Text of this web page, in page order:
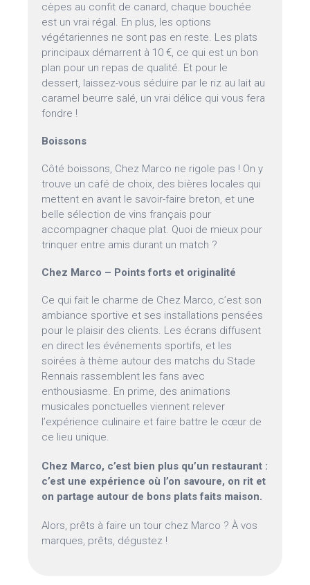
cèpes au confit de canard, chaque bouchée
est un vrai régal. En plus, les options
végétariennes ne sont pas en reste. Les plats
principaux démarrent à 10 €, ce qui est un bon
plan pour un repas de qualité. Et pour le
dessert, laissez-vous séduire par le riz au lait au
caramel beurre salé, un vrai délice qui vous fera
fondre !
Boissons
Côté boissons, Chez Marco ne rigole pas ! On y
trouve un café de choix, des bières locales qui
mettent en avant le savoir-faire breton, et une
belle sélection de vins français pour
accompagner chaque plat. Quoi de mieux pour
trinquer entre amis durant un match ?
Chez Marco – Points forts et originalité
Ce qui fait le charme de Chez Marco, c’est son
ambiance sportive et ses installations pensées
pour le plaisir des clients. Les écrans diffusent
en direct les événements sportifs, et les
soirées à thème autour des matchs du Stade
Rennais rassemblent les fans avec
enthousiasme. En prime, des animations
musicales ponctuelles viennent relever
l’expérience culinaire et faire battre le cœur de
ce lieu unique.
Chez Marco, c’est bien plus qu’un restaurant :
c’est une expérience où l’on savoure, on rit et
on partage autour de bons plats faits maison.
Alors, prêts à faire un tour chez Marco ? À vos
marques, prêts, dégustez !